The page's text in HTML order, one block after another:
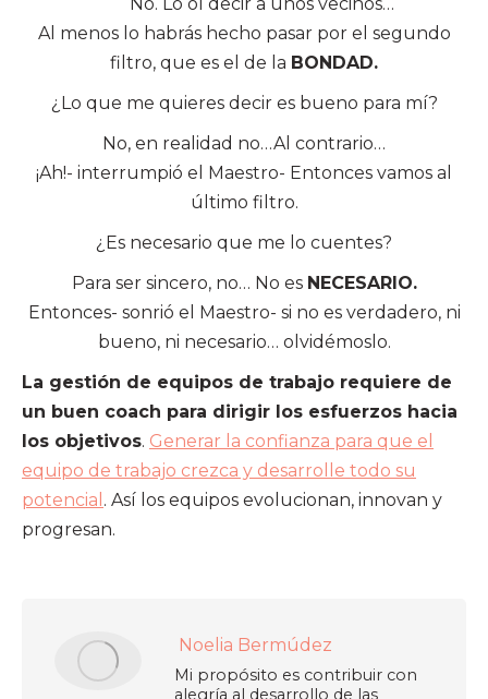
Al menos lo habrás hecho pasar por el segundo
filtro, que es el de la BONDAD.
¿Lo que me quieres decir es bueno para mí?
No, en realidad no…Al contrario…
¡Ah!- interrumpió el Maestro- Entonces vamos al
último filtro.
¿Es necesario que me lo cuentes?
Para ser sincero, no… No es NECESARIO.
Entonces- sonrió el Maestro- si no es verdadero, ni
bueno, ni necesario… olvidémoslo.
La gestión de equipos de trabajo requiere de
un buen coach para dirigir los esfuerzos hacia
los objetivos. Generar la confianza para que el
equipo de trabajo crezca y desarrolle todo su
potencial . Así los equipos evolucionan, innovan y
progresan.
Noelia Bermúdez
Mi propósito es contribuir con
alegría al desarrollo de las